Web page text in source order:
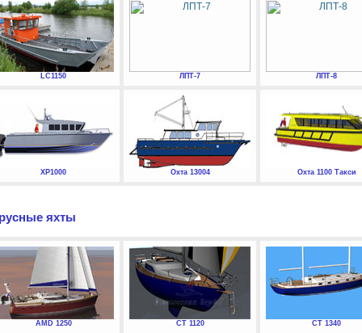
LC1150 ЛПТ-7 ЛПТ-8
XP1000 Охта 13004 Охта 1100 Такси
яхты
AMD 1250 СТ 1120 СТ 1340